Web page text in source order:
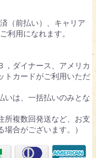
（前払い）、キャリア
利用になれます。
，ダイナース、アメリカ
トカードがご利用いただ
いは、一括払いのみとな
所複数回発送など、お支
合がございます。）